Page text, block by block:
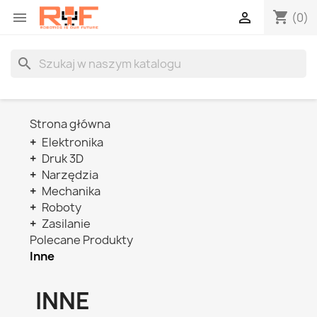
 shopping_cart (0)

search
Strona główna
+ Elektronika
+ Druk 3D
+ Narzędzia
+ Mechanika
+ Roboty
+ Zasilanie
Polecane Produkty
Inne
INNE